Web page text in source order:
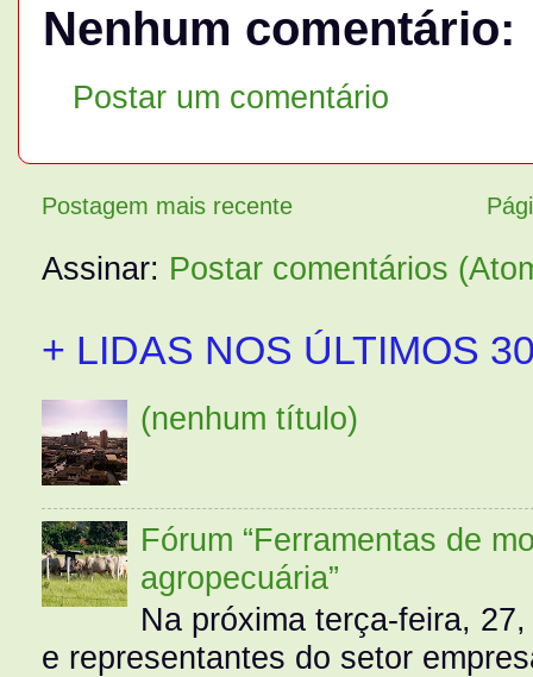
Nenhum comentário:
Postar um comentário
Postagem mais recente
Assinar: Postar comentários
+ LIDAS NOS ÚLTIMOS
(nenhum título)
Fórum “Ferramentas de
agropecuária”
Na próxima terça-feira,
e representantes do setor